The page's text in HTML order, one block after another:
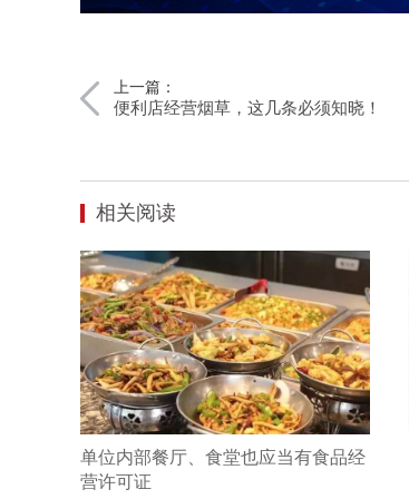
上一篇：
便利店经营烟草，这几条必须知晓！
相关阅读
单位内部餐厅、食堂也应当有食品经
营许可证